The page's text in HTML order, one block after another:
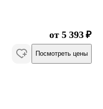
от 5 393 ₽
Посмотреть цены